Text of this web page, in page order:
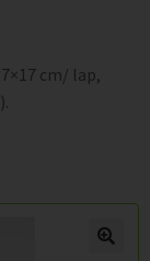
cm/ lap,